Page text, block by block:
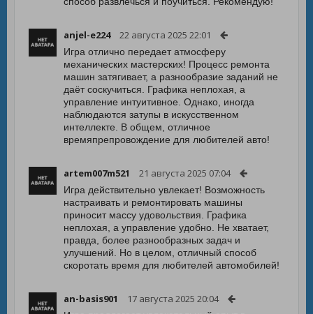
anjel-e224 22 августа 2025 22:01
Игра отлично передает атмосферу
механических мастерских! Процесс ремонта
машин затягивает, а разнообразие заданий не
даёт соскучиться. Графика неплохая, а
управление интуитивное. Однако, иногда
наблюдаются затупы в искусственном
интеллекте. В общем, отличное
времяпрепровождение для любителей авто!
artem007m521 21 августа 2025 07:04
Игра действительно увлекает! Возможность
настраивать и ремонтировать машины
приносит массу удовольствия. Графика
неплохая, а управление удобно. Не хватает,
правда, более разнообразных задач и
улучшений. Но в целом, отличный способ
скоротать время для любителей автомобилей!
an-basis901 17 августа 2025 20:04